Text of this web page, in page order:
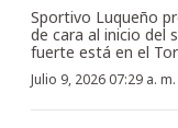
Sportivo Luqueño
de cara al inicio del
fuerte está en el
Julio 9, 2026 07:29 a. m.